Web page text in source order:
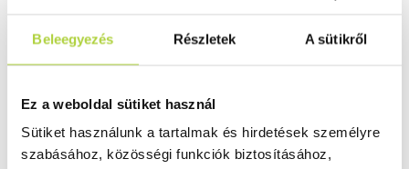
Beleegyezés Részletek A sütikről
Ez a weboldal sütiket használ
Sütiket használunk a tartalmak és hirdetések személyre
szabásához, közösségi funkciók biztosításához,
Ha ön is szeretné megtalálni a munkájához
szükséges professzionális műanyag alapanyagokat,
ajánlatot!